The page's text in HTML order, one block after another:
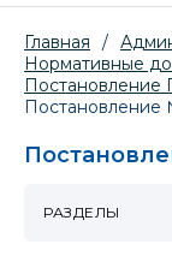
Главная /
Нормативные
Постановление
Постановление
РАЗДЕЛЫ